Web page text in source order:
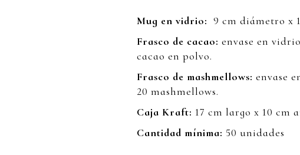
Mug en vidrio: 9 cm diámetro x
Frasco de cacao: envase en
cacao en polvo.
Frasco de mashmellows: envase
20 mashmellows.
Caja Kraft: 17 cm largo x 10 cm
Cantidad mínima: 50 unidades